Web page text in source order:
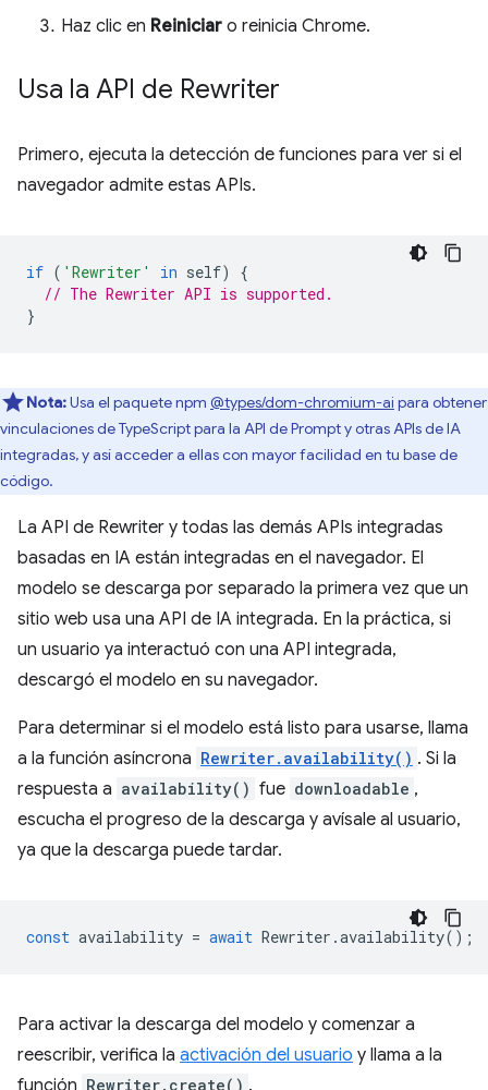
Haz clic en Reiniciar o reinicia Chrome.
Usa la API de Rewriter
Primero, ejecuta la detección de funciones para ver si el
navegador admite estas APIs.
if ( 'Rewriter' in self)
{
// The Rewriter API is supported.
}
Nota:Usa el paquete npm @types/dom-chromium-ai para obtener
vinculaciones de TypeScript para la API de Prompt y otras APIs de IA
integradas, y así acceder a ellas con mayor facilidad en tu base de
código.
La API de Rewriter y todas las demás APIs integradas
basadas en IA están integradas en el navegador. El
modelo se descarga por separado la primera vez que un
sitio web usa una API de IA integrada. En la práctica, si
un usuario ya interactuó con una API integrada,
descargó el modelo en su navegador.
Para determinar si el modelo está listo para usarse, llama
a la función asíncrona Rewriter.availability() . Si la
respuesta a availability() fue downloadable ,
escucha el progreso de la descarga y avísale al usuario,
ya que la descarga puede tardar.
const availability = await Rewriter .availability();
Para activar la descarga del modelo y comenzar a
reescribir, verifica la activación del usuario y llama a la
función Rewriter.create() .